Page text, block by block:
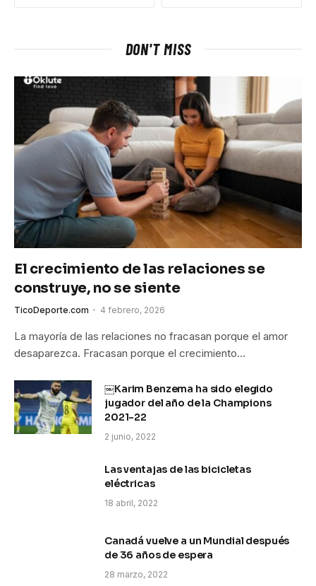
DON'T MISS
El crecimiento de las relaciones se
construye, no se siente
TicoDeporte.com 4 febrero, 2026
La mayoría de las relaciones no fracasan porque el amor
desaparezca. Fracasan porque el crecimiento…
￼Karim Benzema ha sido elegido
jugador del año de la Champions
2021-22
2 junio, 2022
Las ventajas de las bicicletas
eléctricas
18 abril, 2022
Canadá vuelve a un Mundial después
de 36 años de espera
28 marzo, 2022